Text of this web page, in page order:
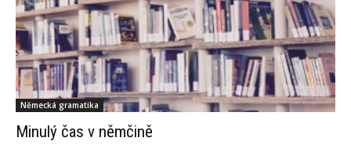
Německá gramatika
Minulý čas v němčině